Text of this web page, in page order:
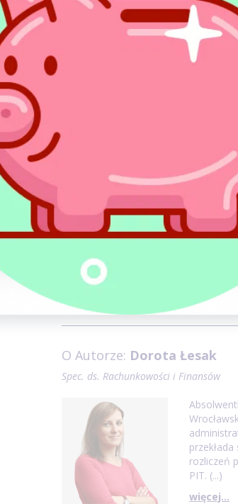
w przypadku podwójnego
Zgodnie z obecnym
funduszu będą środki
nałożonych na podstawie
uzyskali przychody w
Wkład zostanie wniesiony
wpłaty składek będzie
i dodatkową grzywną w
Należy zwrócić uwagę na fakt,
na płatników składek (np.
O Autorze: Dorota Łesak
Spec. ds. Rachunkowości i Finansów
rozliczeń
PIT. (...)
więcej...